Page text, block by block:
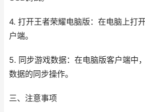
4. 打开王者荣耀电脑版：在电脑上打
户端。
5. 同步游戏数据：在电脑版客户端中
数据的同步操作。
三、注意事项